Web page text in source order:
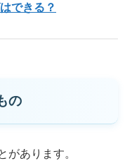
できる？
の
があります。